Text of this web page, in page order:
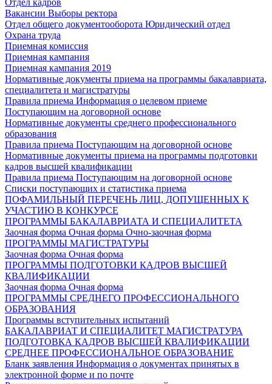
Вакансии Выборы ректора
Отдел общего документооборота Юридический отдел
Охрана труда
Приемная комиссия
Приемная кампания
Приемная кампания 2019
Нормативные документы приема на программы бакалавриата,
специалитета и магистратуры
Правила приема Информация о целевом приеме
Поступающим на договорной основе
Нормативные документы среднего профессионального
образования
Правила приема Поступающим на договорной основе
Нормативные документы приема на программы подготовки
кадров высшей квалификации
Правила приема Поступающим на договорной основе
Списки поступающих и статистика приема
ПОФАМИЛЬНЫЙ ПЕРЕЧЕНЬ ЛИЦ, ДОПУЩЕННЫХ К
УЧАСТИЮ В КОНКУРСЕ
ПРОГРАММЫ БАКАЛАВРИАТА И СПЕЦИАЛИТЕТА
Заочная форма Очная форма Очно-заочная форма
ПРОГРАММЫ МАГИСТРАТУРЫ
Заочная форма Очная форма
ПРОГРАММЫ ПОДГОТОВКИ КАДРОВ ВЫСШЕЙ
КВАЛИФИКАЦИИ
Заочная форма Очная форма
ПРОГРАММЫ СРЕДНЕГО ПРОФЕССИОНАЛЬНОГО
ОБРАЗОВАНИЯ
Программы вступительных испытаний
БАКАЛАВРИАТ И СПЕЦИАЛИТЕТ МАГИСТРАТУРА
ПОДГОТОВКА КАДРОВ ВЫСШЕЙ КВАЛИФИКАЦИИ
СРЕДНЕЕ ПРОФЕССИОНАЛЬНОЕ ОБРАЗОВАНИЕ
Бланк заявления Информация о документах принятых в
электронной форме и по почте